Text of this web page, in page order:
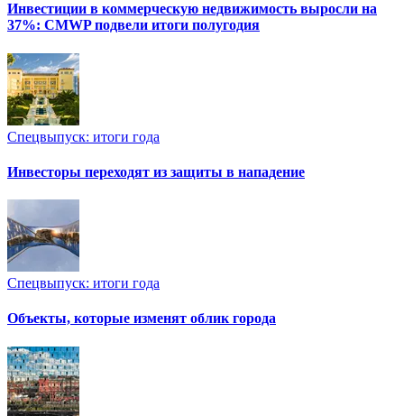
Инвестиции в коммерческую недвижимость выросли на
37%: CMWP подвели итоги полугодия
Спецвыпуск: итоги года
Инвесторы переходят из защиты в нападение
Спецвыпуск: итоги года
Объекты, которые изменят облик города